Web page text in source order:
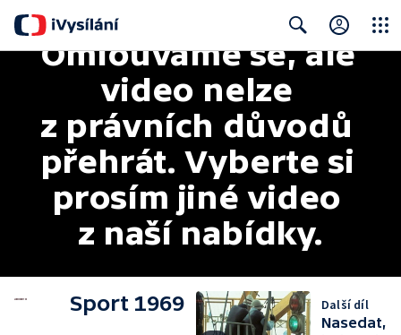
Search
Omlouváme se, ale
video nelze
z právních důvodů
přehrát. Vyberte si
prosím jiné video
z naší nabídky.
Sport 1969
Další díl
Nasedat,